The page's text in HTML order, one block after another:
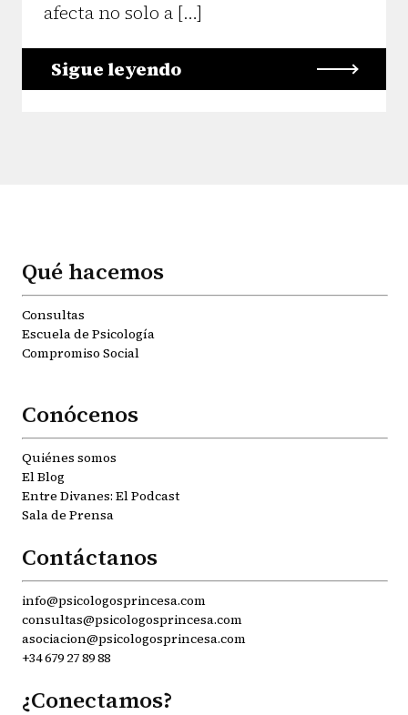
afecta no solo a […]
Sigue leyendo
Qué hacemos
Consultas
Escuela de Psicología
Compromiso Social
Conócenos
Quiénes somos
El Blog
Entre Divanes: El Podcast
Sala de Prensa
Contáctanos
info@psicologosprincesa.com
consultas@psicologosprincesa.com
asociacion@psicologosprincesa.com
+34 679 27 89 88
¿Conectamos?